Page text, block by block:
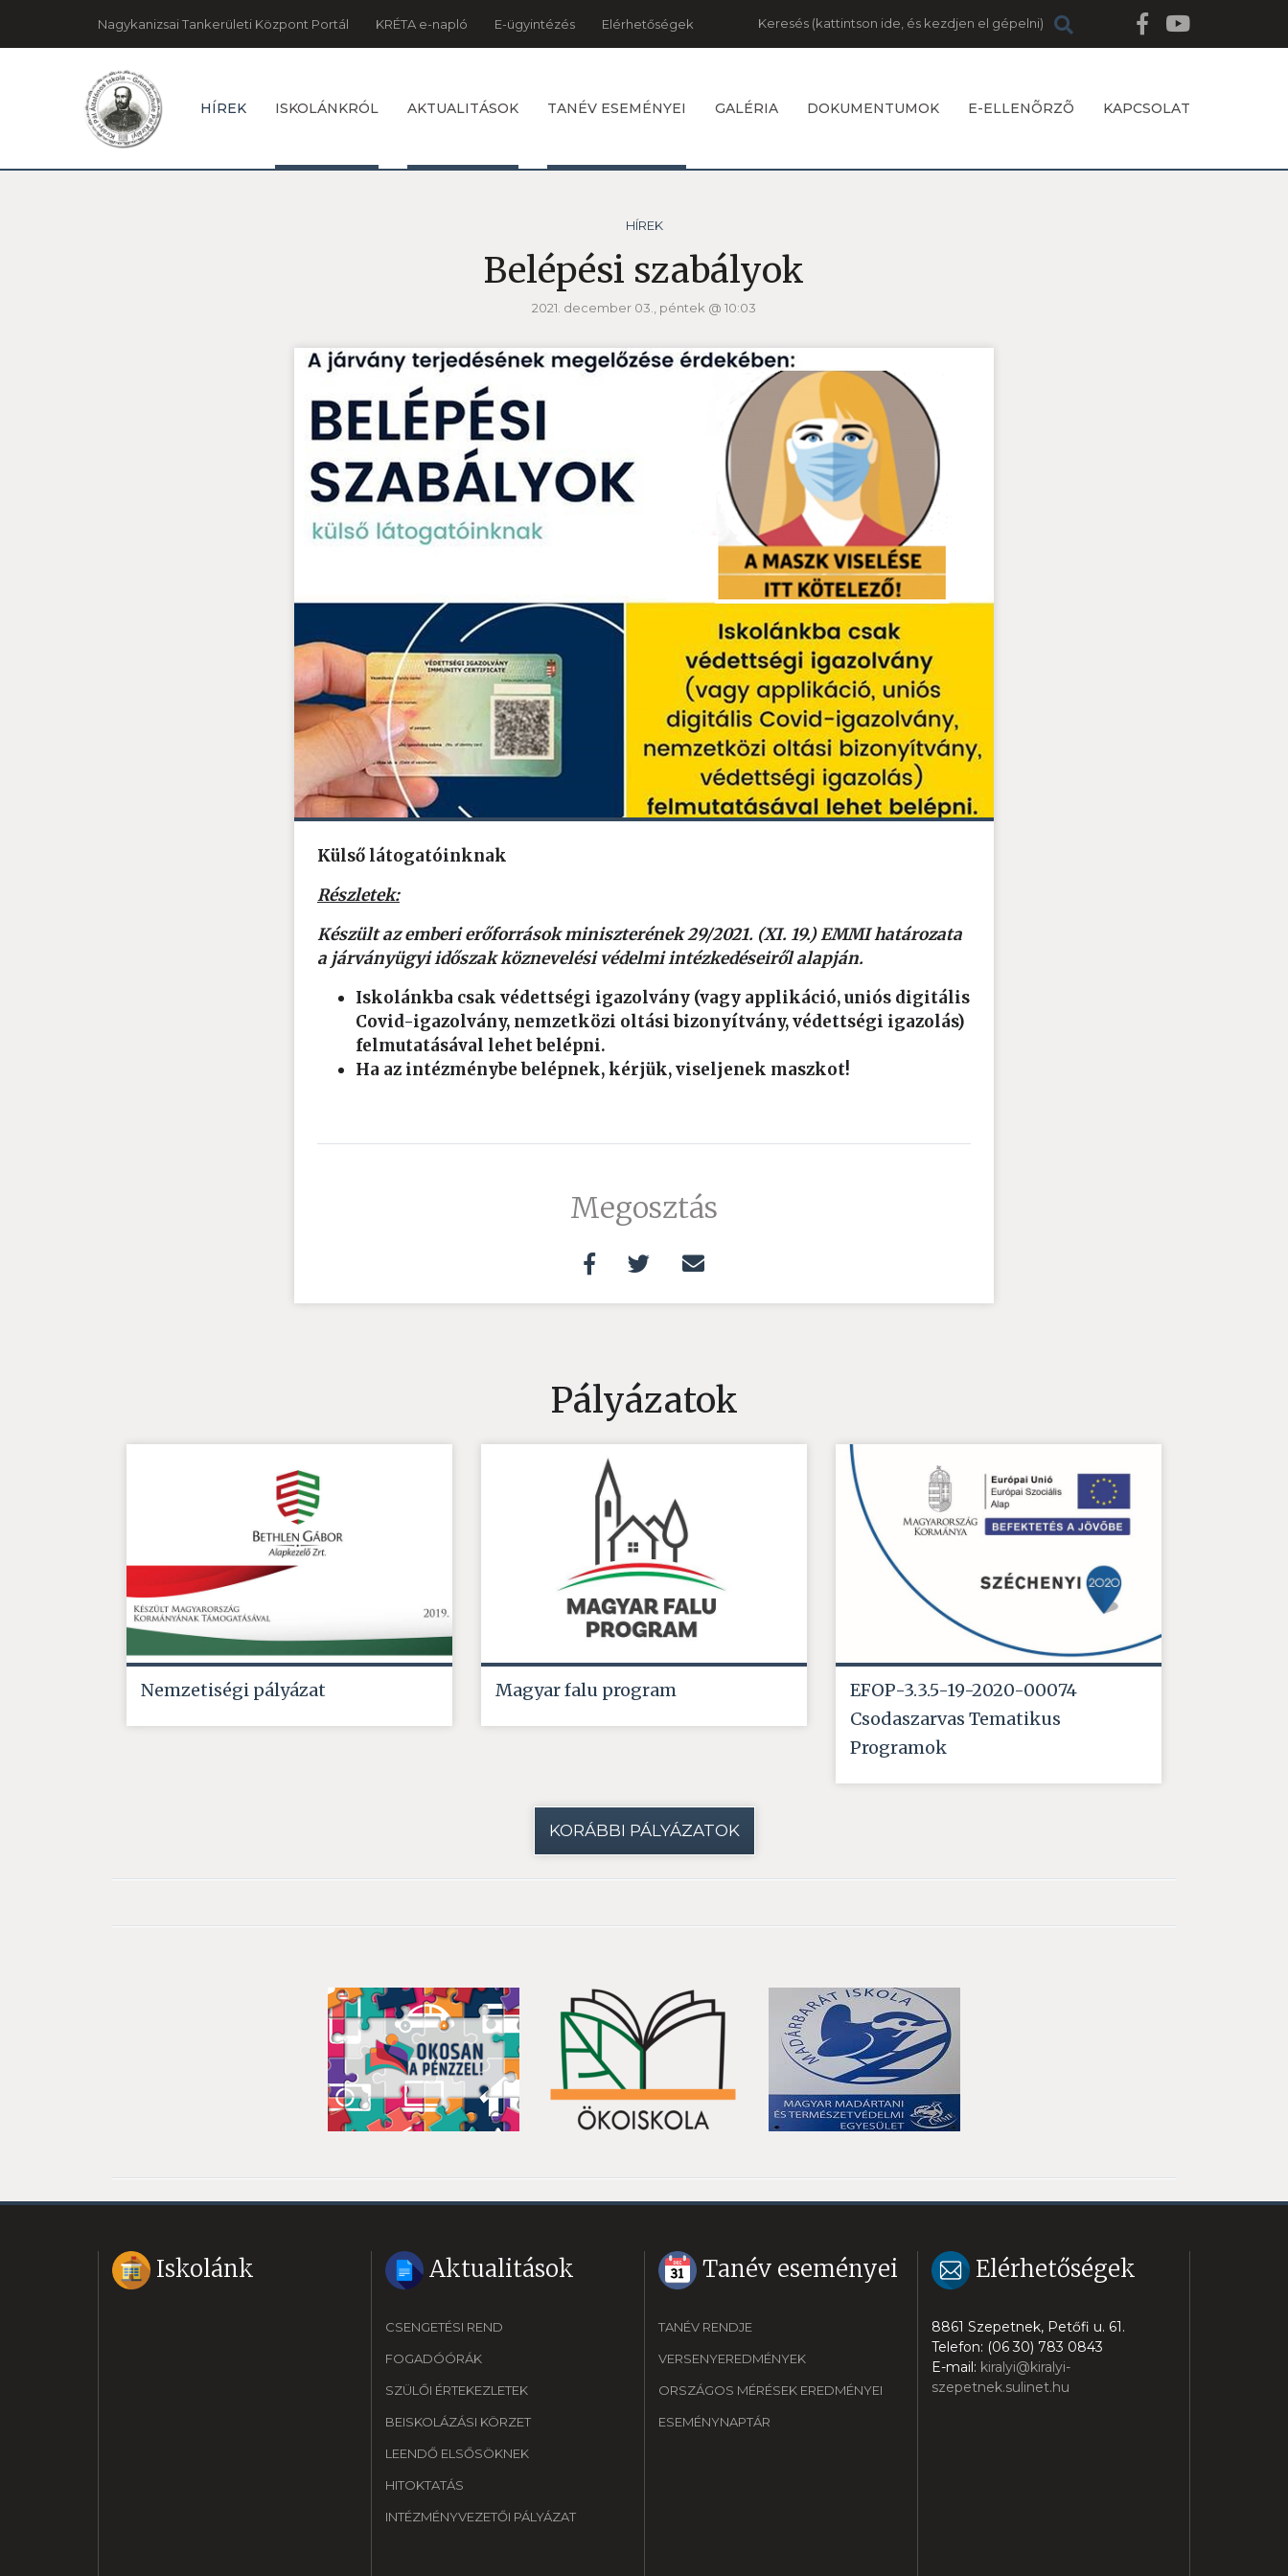
Nagykanizsai Tankerületi Központ Portál KRÉTA e-napló E-ügyintézés Elérhetőségek Keresés
HÍREK ISKOLÁNKRÓL AKTUALITÁSOK TANÉV ESEMÉNYEI GALÉRIA DOKUMENTUMOK E-ELLENÕRZÕ KAPCSOLAT
HÍREK
Belépési szabályok
2021. december 03., péntek @ 10:03
Külső látogatóinknak
Részletek:
Készültaz emberi erőforrások miniszterének 29/2021. (XI. 19.) EMMI határozata
a járványügyi időszak köznevelési védelmi intézkedéseirőlalapján.
Iskolánkba csak védettségi igazolvány (vagy applikáció, uniós digitális
Covid-igazolvány, nemzetközi oltási bizonyítvány, védettségi igazolás)
felmutatásával lehet belépni.
Ha az intézménybe belépnek, kérjük, viseljenek maszkot!
Megosztás
Pályázatok
Nemzetiségi pályázat Magyar falu program
EFOP-3.3.5-19-2020-00074
Csodaszarvas Tematikus
Programok
KORÁBBI PÁLYÁZATOK
Iskolánk Aktualitások
CSENGETÉSI REND
FOGADÓÓRÁK
SZÜLŐI ÉRTEKEZLETEK
BEISKOLÁZÁSI KÖRZET
LEENDŐ ELSŐSÖKNEK
HITOKTATÁS
INTÉZMÉNYVEZETŐI PÁLYÁZAT
Tanév eseményei
TANÉV RENDJE
VERSENYEREDMÉNYEK
ORSZÁGOS MÉRÉSEK EREDMÉNYEI
ESEMÉNYNAPTÁR
Elérhetőségek
8861 Szepetnek, Petőfi u. 61.
Telefon: (06 30) 783 0843
E-mail: kiralyi@kiralyi-
szepetnek.sulinet.hu